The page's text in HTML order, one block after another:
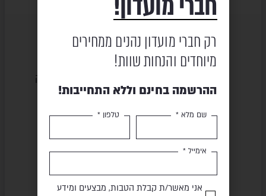
מוצרים באיכות גבוהה
רק חברי מועדון נהנים ממחירים
מיוחדים והנחות שוות!
ההרשמה בחינם וללא התחייבות!
שם מלא * טלפון *
אימייל *
אני מאשר/ת קבלת הטבות, מבצעים ומידע